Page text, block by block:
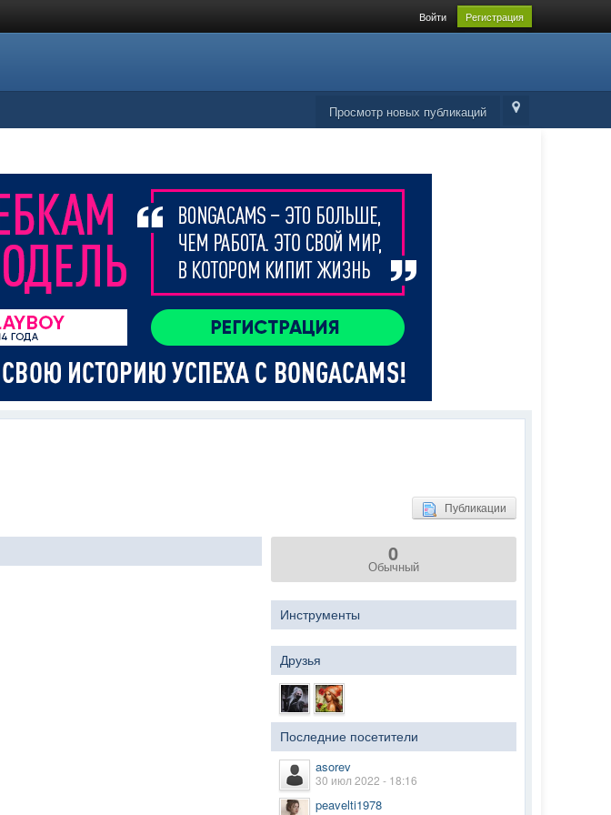
Войти Регистрация
Просмотр новых публикаций
Публикации
0
Обычный
Инструменты
Друзья
Последние посетители
asorev
30 июл 2022 - 18:16
peavelti1978